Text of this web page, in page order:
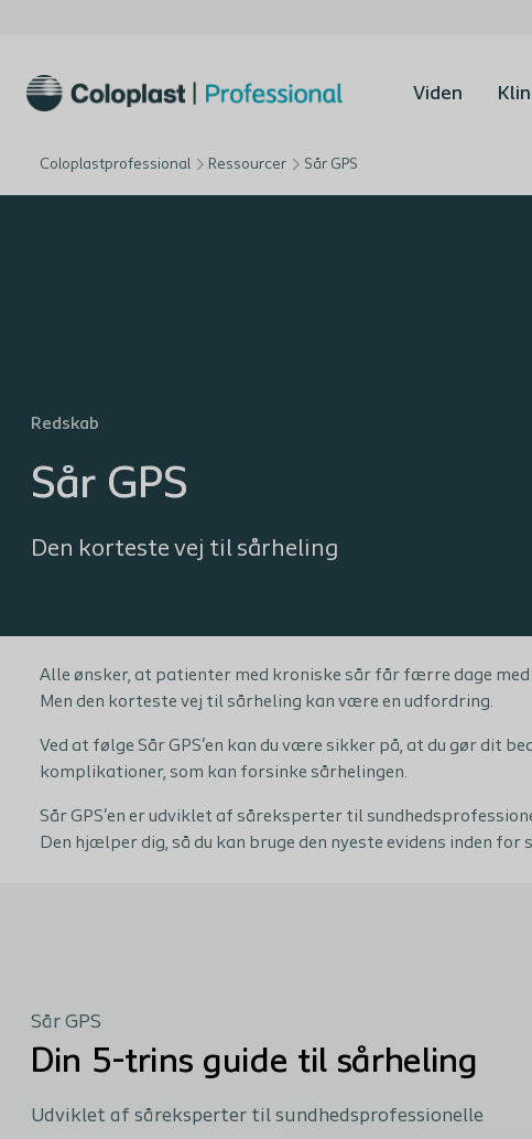
Viden
Coloplastprofessional Ressourcer Sår GPS
Redskab
Sår GPS
Den korteste vej til sårheling
Alle ønsker, at patienter med kroniske sår får færre dage med
Men den korteste vej til sårheling kan være en udfordring.
Ved at følge Sår GPS'en kan du være sikker på, at du gør dit
komplikationer, som kan forsinke sårhelingen.
Sår GPS'en er udviklet af såreksperter til
Den hjælper dig, så du kan bruge den nyeste evidens inden
Sår GPS
Din 5-trins guide til sårheling
Udviklet af såreksperter til sundhedsprofessionelle